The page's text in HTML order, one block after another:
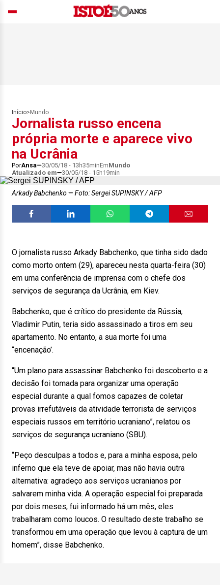
Início> Mundo
Jornalista russo encena
própria morte e aparece vivo
na Ucrânia
PorAnsa 30/05/18 - 13h35minEmMundo
Atualizado em
30/05/18 - 15h19min
Arkady Babchenko Foto: Sergei SUPINSKY / AFP
O jornalista russo Arkady Babchenko, que tinha sido dado
como morto ontem (29), apareceu nesta quarta-feira (30)
em uma conferência de imprensa com o chefe dos
serviços de segurança da Ucrânia, em Kiev.
Babchenko, que é crítico do presidente da Rússia,
Vladimir Putin, teria sido assassinado a tiros em seu
apartamento. No entanto, a sua morte foi uma
“encenação’.
“Um plano para assassinar Babchenko foi descoberto e a
decisão foi tomada para organizar uma operação
especial durante a qual fomos capazes de coletar
provas irrefutáveis da atividade terrorista de serviços
especiais russos em território ucraniano”, relatou os
serviços de segurança ucraniano (SBU).
“Peço desculpas a todos e, para a minha esposa, pelo
inferno que ela teve de apoiar, mas não havia outra
alternativa: agradeço aos serviços ucranianos por
salvarem minha vida. A operação especial foi preparada
por dois meses, fui informado há um mês, eles
trabalharam como loucos. O resultado deste trabalho se
transformou em uma operação que levou à captura de um
homem”, disse Babchenko.